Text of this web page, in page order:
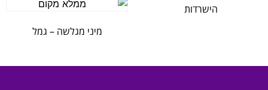
הישרדות
מיני מגלשה – גמל